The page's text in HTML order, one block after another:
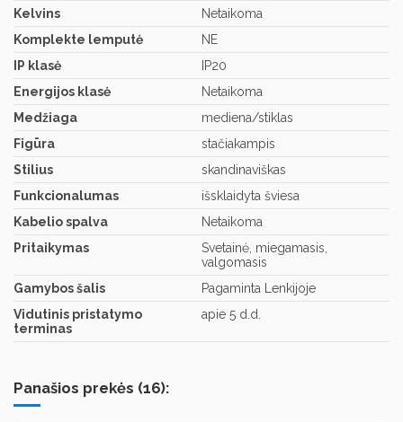
Kelvins
Netaikoma
Komplekte lemputė
NE
IP klasė
IP20
Energijos klasė
Netaikoma
Medžiaga
mediena/stiklas
Figūra
stačiakampis
Stilius
skandinaviškas
Funkcionalumas
išsklaidyta šviesa
Kabelio spalva
Netaikoma
Pritaikymas
Svetainė, miegamasis,
valgomasis
Gamybos šalis
Pagaminta Lenkijoje
Vidutinis pristatymo
terminas
apie 5 d.d.
Panašios prekės (16):